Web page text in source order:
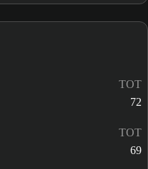
TOT
72
TOT
69